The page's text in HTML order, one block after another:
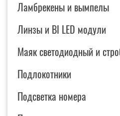
Ламбрекены и вымпелы
Линзы и BI LED модули
Маяк светодиодный и
Подлокотники
Подсветка номера